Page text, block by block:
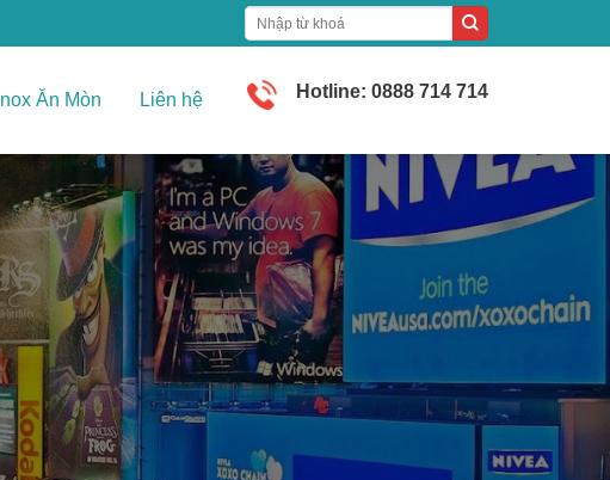
Inox Ăn Mòn Liên hệ Hotline: 0888 714 714